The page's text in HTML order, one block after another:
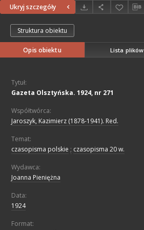
Ukryj szczegóły
Struktura obiektu
Opis obiektu Lista plików
Tytuł:
Gazeta Olsztyńska. 1924, nr 271
Współtwórca:
Jaroszyk, Kazimierz (1878-1941). Red.
Temat:
czasopisma polskie ; czasopisma 20 w.
Wydawca:
Joanna Pieniężna
Data:
1924
Format: